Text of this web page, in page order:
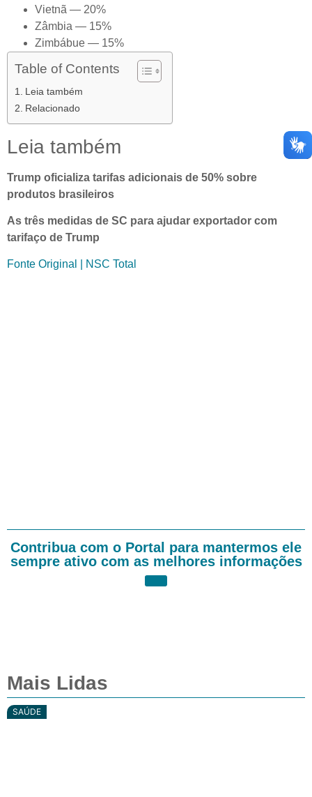
Vietnã — 20%
Zâmbia — 15%
Zimbábue — 15%
Table of Contents
Leia também
Relacionado
Leia também
Trump oficializa tarifas adicionais de 50% sobre
produtos brasileiros
As três medidas de SC para ajudar exportador com
tarifaço de Trump
Fonte Original | NSC Total
Contribua com o Portal para mantermos ele
sempre ativo com as melhores informações
Mais Lidas
SAÚDE